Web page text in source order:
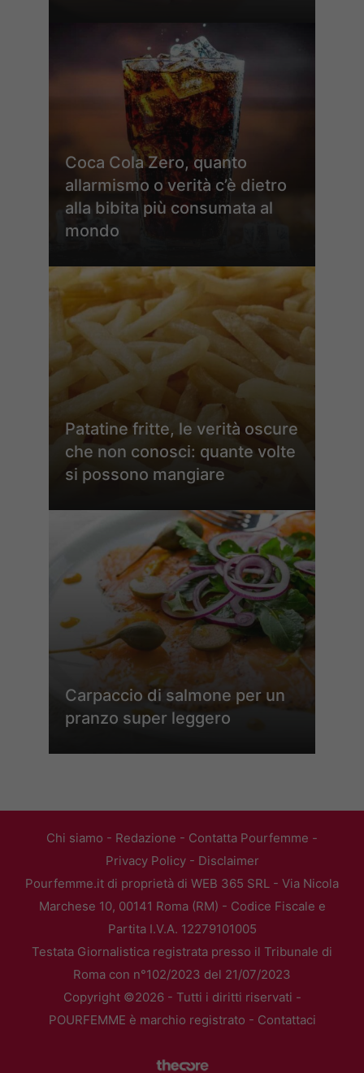
Coca Cola Zero, quanto
allarmismo o verità c’è dietro
alla bibita più consumata al
mondo
Patatine fritte, le verità oscure
che non conosci: quante volte
si possono mangiare
Carpaccio di salmone per un
pranzo super leggero
Chi siamo - Redazione - Contatta Pourfemme -
Privacy Policy- Disclaimer
Pourfemme.it di proprietà di WEB 365 SRL - Via Nicola
Marchese 10, 00141 Roma (RM) - Codice Fiscale e
Partita I.V.A. 12279101005
Testata Giornalistica registrata presso il Tribunale di
Roma con n°102/2023 del 21/07/2023
Copyright ©2026 - Tutti i diritti riservati -
POURFEMME è marchio registrato - Contattaci